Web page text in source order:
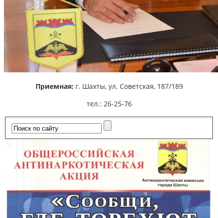
Приемная: г. Шахты, ул. Советская, 187/189
тел.: 26-25-76